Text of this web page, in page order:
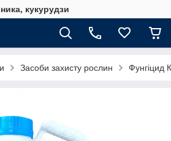
кукурудзи
Засоби захисту рослин Фунгіцид